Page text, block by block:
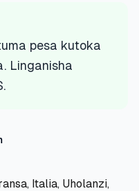
pesa kutoka
Linganisha
Italia, Uholanzi,